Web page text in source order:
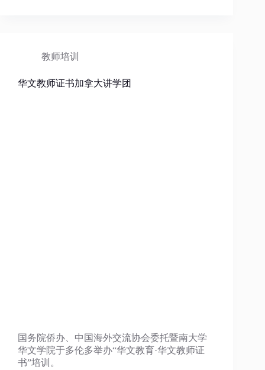
教师培训
华文教师证书加拿大讲学团
国务院侨办、中国海外交流协会委托暨南大学
华文学院于多伦多举办“华文教育·华文教师证
书”培训。